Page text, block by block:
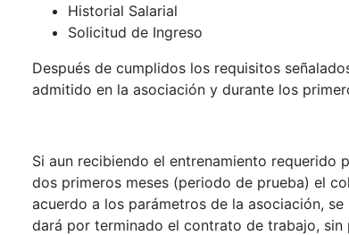
Historial Salarial
Solicitud de Ingreso
Después de cumplidos los requisitos
admitido en la asociación y durante los
Si aun recibiendo el entrenamiento requerido
dos primeros meses (periodo de prueba) el
acuerdo a los parámetros de la asociación,
dará por terminado el contrato de trabajo,